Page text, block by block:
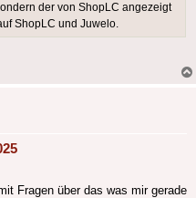
der von ShopLC angezeigt
ShopLC und Juwelo.
Fragen über das was mir gerade